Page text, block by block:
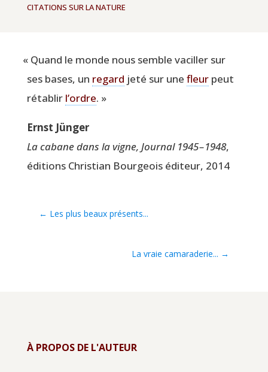
CITATIONS SUR LA NATURE
« Quand le monde nous semble vaciller sur
ses bases, un regard jeté sur une fleurpeut
réta­blir l’ordre. »
Ernst Jün­ger
La cabane dans la vigne, Jour­nal 1945 – 1948,
édi­tions Chris­tian Bour­geois édi­teur, 2014
← Les plus beaux présents...
La vraie camaraderie... →
À PROPOS DE L'AUTEUR